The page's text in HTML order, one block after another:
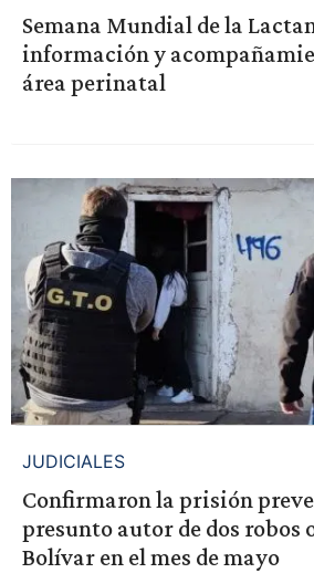
Semana Mundial de la
información y
área perinatal
JUDICIALES
Confirmaron la prisión
presunto autor de dos robos
Bolívar en el mes de mayo